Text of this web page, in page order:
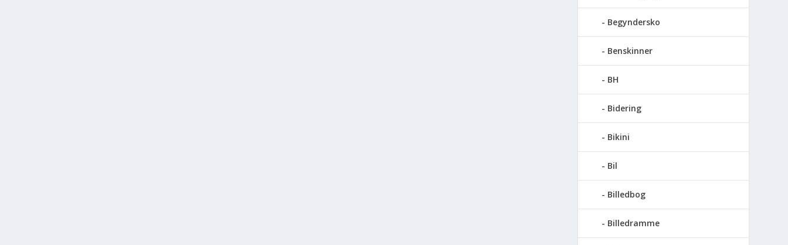
Begyndersko
Benskinner
BH
Bidering
Bikini
Bil
Billedbog
Billedramme